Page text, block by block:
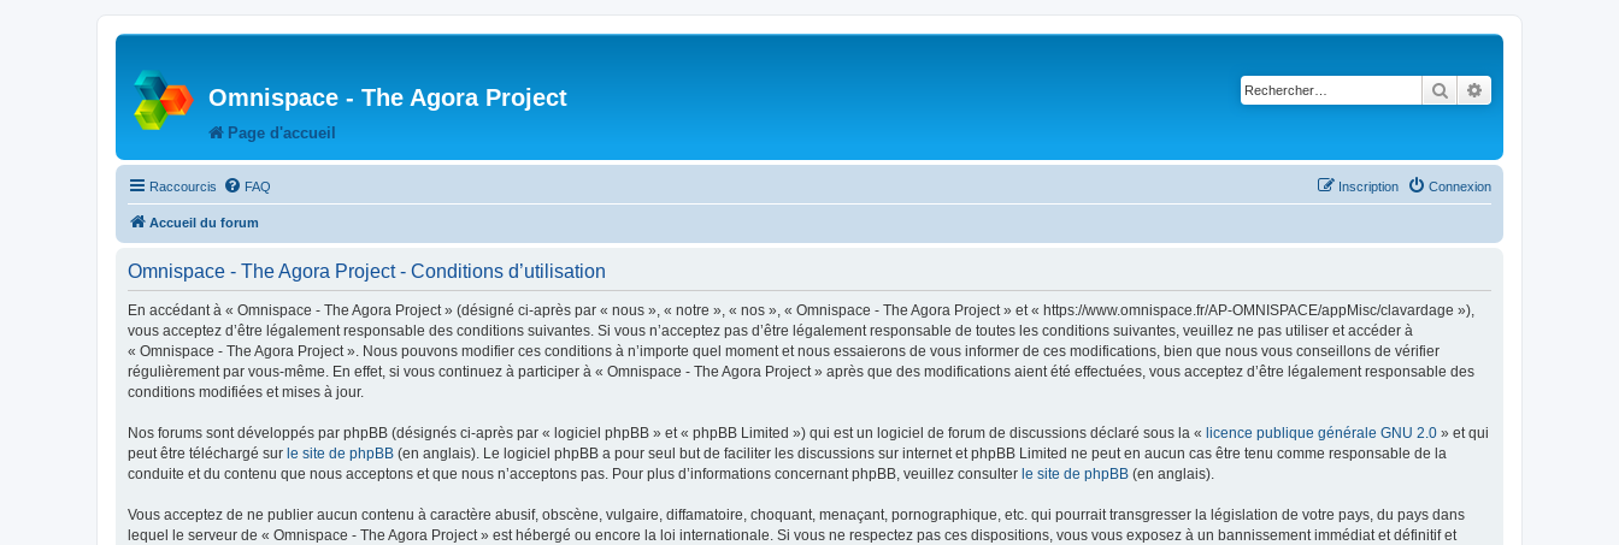
Omnispace - The Agora Project
Page d'accueil
Rechercher
Raccourcis FAQ Connexion
Inscription
Accueil du forum
Omnispace - The Agora Project - Conditions d’utilisation
En accédant à « Omnispace - The Agora Project » (désigné ci-après par « nous », « notre », « nos », « Omnispace - The Agora Project » et « https://www.omnispace.fr/AP-OMNISPACE/appMisc/clavardage »),
vous acceptez d’être légalement responsable des conditions suivantes. Si vous n’acceptez pas d’être légalement responsable de toutes les conditions suivantes, veuillez ne pas utiliser et accéder à
« Omnispace - The Agora Project ». Nous pouvons modifier ces conditions à n’importe quel moment et nous essaierons de vous informer de ces modifications, bien que nous vous conseillons de vérifier
régulièrement par vous-même. En effet, si vous continuez à participer à « Omnispace - The Agora Project » après que des modifications aient été effectuées, vous acceptez d’être légalement responsable des
conditions modifiées et mises à jour.
Nos forums sont développés par phpBB (désignés ci-après par « logiciel phpBB » et « phpBB Limited ») qui est un logiciel de forum de discussions déclaré sous la « licence publique générale GNU 2.0 » et qui
peut être téléchargé sur le site de phpBB (en anglais). Le logiciel phpBB a pour seul but de faciliter les discussions sur internet et phpBB Limited ne peut en aucun cas être tenu comme responsable de la
conduite et du contenu que nous acceptons et que nous n’acceptons pas. Pour plus d’informations concernant phpBB, veuillez consulter le site de phpBB (en anglais).
Vous acceptez de ne publier aucun contenu à caractère abusif, obscène, vulgaire, diffamatoire, choquant, menaçant, pornographique, etc. qui pourrait transgresser la législation de votre pays, du pays dans
lequel le serveur de « Omnispace - The Agora Project » est hébergé ou encore la loi internationale. Si vous ne respectez pas ces dispositions, vous vous exposez à un bannissement immédiat et définitif et